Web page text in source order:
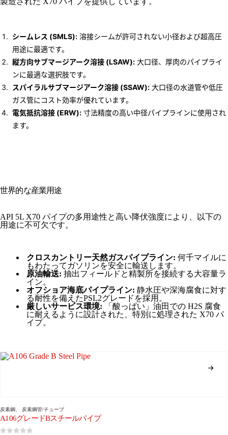
シームレス (SMLS): 溶接シームが許可されない小径および超高圧
用途に最適です。
縦方向サブマージアーク溶接 (LSAW): 大口径、厚肉のパイプライ
ンに最適な選択肢です。
スパイラルサブマージアーク溶接 (SSAW): 大口径の水道管や低圧
ガス管にコスト効率が優れています。
電気抵抗溶接 (ERW): 寸法精度の高い中径パイプラインに使用され
ます。
世界的な産業用途
API 5L X70 パイプの多用途性と高い降伏強度により、以下の
用途に不可欠です。
クロスカントリー天然ガスパイプライン: 何千マイルに
もわたってガソリンを安全に輸送します。
原油輸送: 抽出フィールドと精製所を接続する大容量ラ
イン。
オフショア海底パイプライン: 静水圧や深海腐食に対す
る耐性を備えたPSL2グレードを採用。
厳しいサービス環境: 「酸っぱい」油田での H2S 腐食
に耐えるように設計された、特別に処理された X70 パ
イプ。
炭素鋼 炭素鋼管/チューブ
A106グレードBスチールパイプ